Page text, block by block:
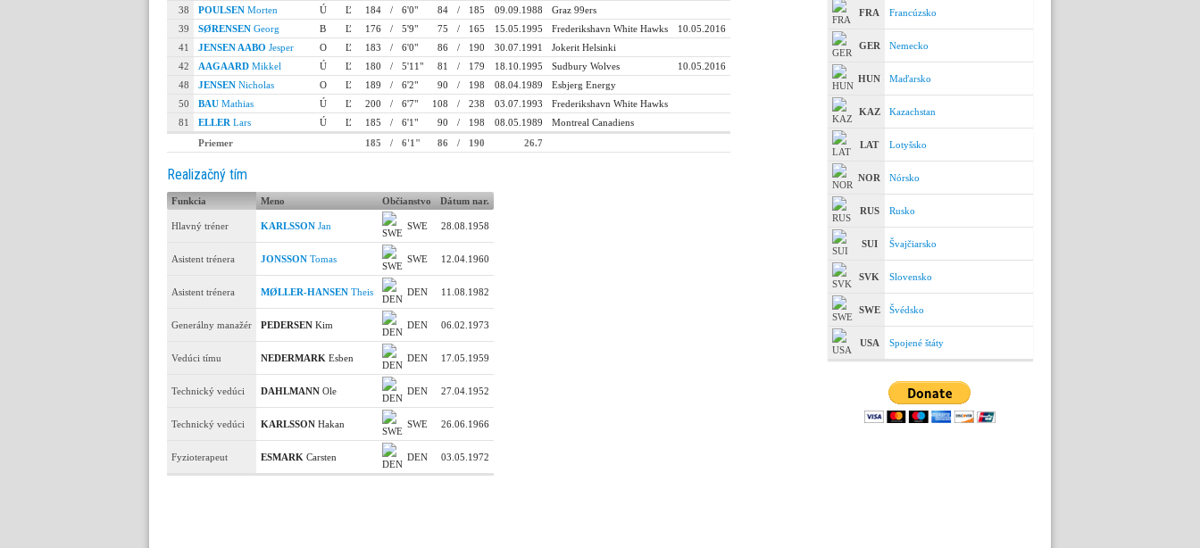
Priemer 185 / 6'1" 86 / 190 26.7
38
POULSEN Morten Ú Ľ 184 / 6'0" 84 / 185 09.09.1988
Graz 99ers
39
SØRENSEN Georg B Ľ 176 / 5'9" 75 / 165 15.05.1995 Frederikshavn White Hawks
10.05.2016
41
JENSEN AABO Jesper O Ľ 183 / 6'0" 86 / 190 30.07.1991
Jokerit Helsinki
42
AAGAARD Mikkel Ú Ľ 180 / 5'11" 81 / 179 18.10.1995 Sudbury Wolves
10.05.2016
48
JENSEN Nicholas O Ľ 189 / 6'2" 90 / 198 08.04.1989
Esbjerg Energy
50
BAU Mathias Ú Ľ 200 / 6'7" 108 / 238 03.07.1993
Frederikshavn White Hawks
81
ELLER Lars Ú Ľ 185 / 6'1" 90 / 198 08.05.1989 Montreal Canadiens
Realizačný tím
Funkcia Meno Občianstvo Dátum nar.
Hlavný tréner KARLSSON Jan SWE 28.08.1958
Asistent trénera JONSSON Tomas SWE 12.04.1960
Asistent trénera MØLLER-HANSEN Theis DEN 11.08.1982
Generálny manažér PEDERSEN Kim DEN 06.02.1973
Vedúci tímu NEDERMARK Esben DEN 17.05.1959
Technický vedúci DAHLMANN Ole DEN 27.04.1952
Technický vedúci KARLSSON Hakan SWE 26.06.1966
Fyzioterapeut ESMARK Carsten DEN 03.05.1972
FRA Francúzsko
GER Nemecko
HUN Maďarsko
KAZ Kazachstan
LAT Lotyšsko
NOR Nórsko
RUS Rusko
SUI Švajčiarsko
SVK Slovensko
SWE Švédsko
USA Spojené štáty